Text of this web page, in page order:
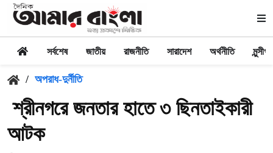
সর্বশেষ জাতীয় রাজনীতি সারাদেশ অর্থনীতি
/ অপরাধ-দুর্নীতি
শ্রীনগরে জনতার হাতে ৩ ছিনতাইকারী
আটক